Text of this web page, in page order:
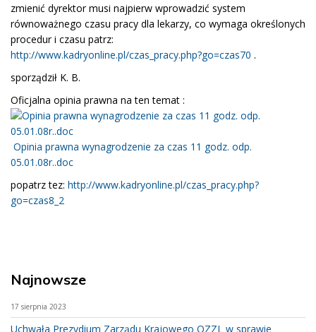
zmienić dyrektor musi najpierw wprowadzić system
równoważnego czasu pracy dla lekarzy, co wymaga określonych
procedur i czasu patrz:
http://www.kadryonline.pl/czas_pracy.php?go=czas70 .
sporządził K. B.
Oficjalna opinia prawna na ten temat :
Opinia prawna wynagrodzenie za czas 11 godz. odp.
05.01.08r..doc
popatrz tez: http://www.kadryonline.pl/czas_pracy.php?
go=czas8_2
Najnowsze
17 sierpnia 2023
Uchwała Prezydium Zarządu Krajowego OZZL w sprawie